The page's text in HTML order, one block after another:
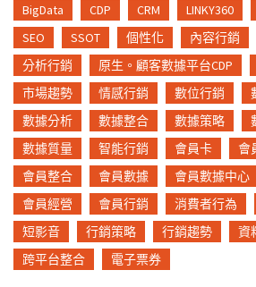
BigData
CDP CRM LINKY360
SEO
SSOT 個性化 內容行銷
分析行銷
原生。顧客數據平台CDP
市場趨勢
情感行銷 數位行銷
數據分析
數據整合 數據策略
數據質量
智能行銷 會員卡
會
會員整合
會員數據 會員數據中心
會員經營
會員行銷 消費者行為
短影音
行銷策略 行銷趨勢
資
跨平台整合
電子票券